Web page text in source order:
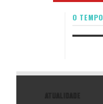
O TEMPO
ATUALIDADE